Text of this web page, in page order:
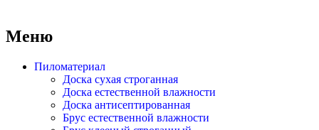
Меню
Пиломатериал
Доска сухая строганная
Доска естественной влажности
Доска антисептированная
Брус естественной влажности